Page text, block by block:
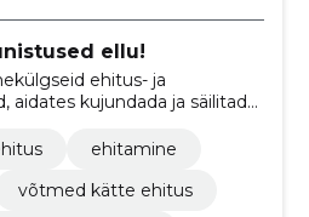
ellu!
ehitus- ja
aidates kujundada ja säilitada
ehitamine
võtmed kätte ehitus